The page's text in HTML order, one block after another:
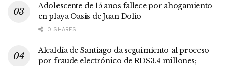
Adolescente de 15 años fallece por ahogamiento
en playa Oasis de Juan Dolio
0 SHARES
Alcaldía de Santiago da seguimiento al proceso
por fraude electrónico de RD$3.4 millones;